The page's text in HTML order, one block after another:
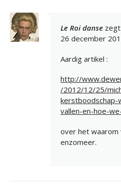
Le Roi danse zegt:
26 december
Aardig artikel :
http://
/2012/12/25/
kerstboodschap-
vallen-en-hoe-
over het waarom
enzomeer.